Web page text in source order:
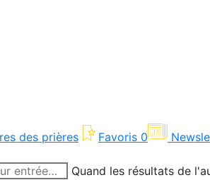
des prières Favoris 0
Quand les résultats de